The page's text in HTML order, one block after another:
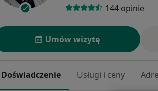
144 opinie
Umów wizytę
Doświadczenie Usługi i ceny